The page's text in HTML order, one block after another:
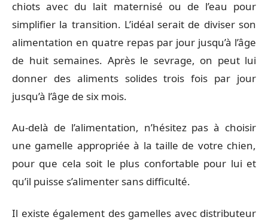
chiots avec du lait maternisé ou de l’eau pour
simplifier la transition. L’idéal serait de diviser son
alimentation en quatre repas par jour jusqu’à l’âge
de huit semaines. Après le sevrage, on peut lui
donner des aliments solides trois fois par jour
jusqu’à l’âge de six mois.
Au-delà de l’alimentation, n’hésitez pas à choisir
une gamelle appropriée à la taille de votre chien,
pour que cela soit le plus confortable pour lui et
qu’il puisse s’alimenter sans difficulté.
Il existe également des gamelles avec distributeur